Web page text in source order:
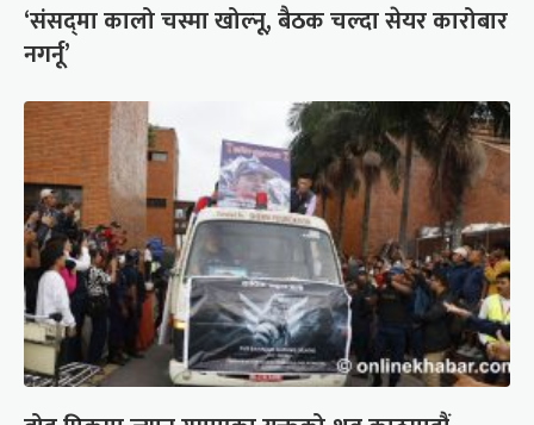
‘संसद्‍मा कालो चस्मा खोल्नू, बैठक चल्दा सेयर कारोबार
नगर्नू’